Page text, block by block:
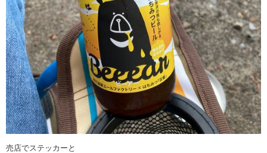
売店でステッカーと